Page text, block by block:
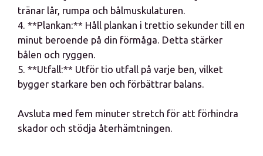
tränar lår, rumpa och bålmuskulaturen.
4. **Plankan:** Håll plankan i trettio sekunder till en
minut beroende på din förmåga. Detta stärker
bålen och ryggen.
5. **Utfall:** Utför tio utfall på varje ben, vilket
bygger starkare ben och förbättrar balans.
Avsluta med fem minuter stretch för att förhindra
skador och stödja återhämtningen.